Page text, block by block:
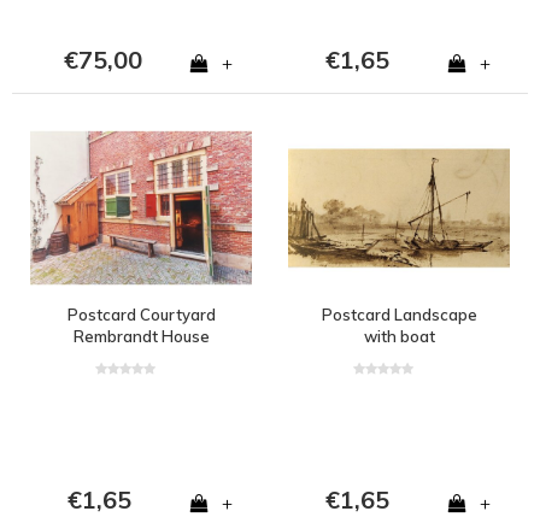
€75,00 + €1,65 +
Postcard Courtyard
Rembrandt House
€1,65 +
Postcard Landscape
with boat
€1,65 +